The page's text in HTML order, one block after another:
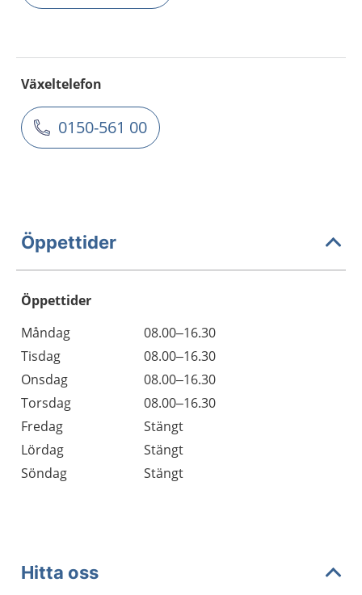
Växeltelefon
0150-561 00
Öppettider
Öppettider
Dag
Öppettider
Kommentarer
Måndag
08.00–16.30
Tisdag
08.00–16.30
Onsdag
08.00–16.30
Torsdag
08.00–16.30
Fredag
Stängt
Lördag
Stängt
Söndag
Stängt
Hitta oss